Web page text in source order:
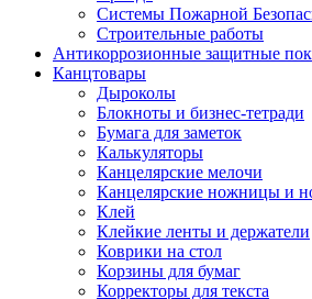
Системы Пожарной
Строительные работы
Антикоррозионные защитные
Канцтовары
Дыроколы
Блокноты и бизнес-тетради
Бумага для заметок
Калькуляторы
Канцелярские мелочи
Канцелярские ножницы и
Клей
Клейкие ленты и держатели
Коврики на стол
Корзины для бумаг
Корректоры для текста